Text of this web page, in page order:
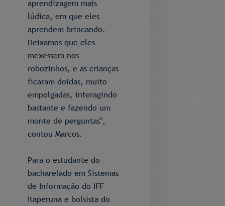
aprendizagem mais
lúdica, em que eles
aprendem brincando.
Deixamos que eles
mexessem nos
robozinhos, e as crianças
ficaram doidas, muito
empolgadas, interagindo
bastante e fazendo um
monte de perguntas",
contou Marcos.
Para o estudante do
bacharelado em Sistemas
de Informação do IFF
Itaperuna e bolsista do